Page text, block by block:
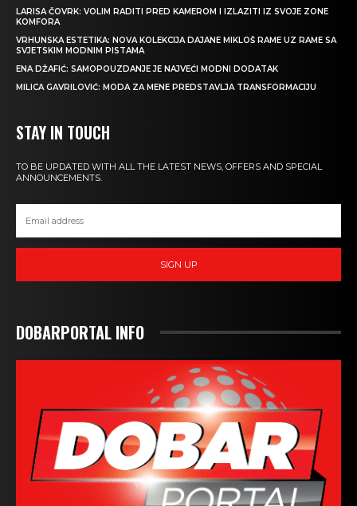
LARISA ČOVRK: VOLIM RADITI PRED KAMEROM I IZLAZITI IZ SVOJE ZONE
KOMFORA
VRHUNSKA ESTETIKA: NOVA KOLEKCIJA DAJANE MIKLOŠ RAME UZ RAME SA
SVJETSKIM MODNIM PISTAMA
ENA DŽAFIĆ: SAMOPOUZDANJE JE NAJVEĆI MODNI DODATAK
MILICA GAVRILOVIĆ: MODA ZA MENE PREDSTAVLJA TRANSFORMACIJU
STAY IN TOUCH
TO BE UPDATED WITH ALL THE LATEST NEWS, OFFERS AND SPECIAL
ANNOUNCEMENTS.
SIGN UP
DOBARPORTAL INFO